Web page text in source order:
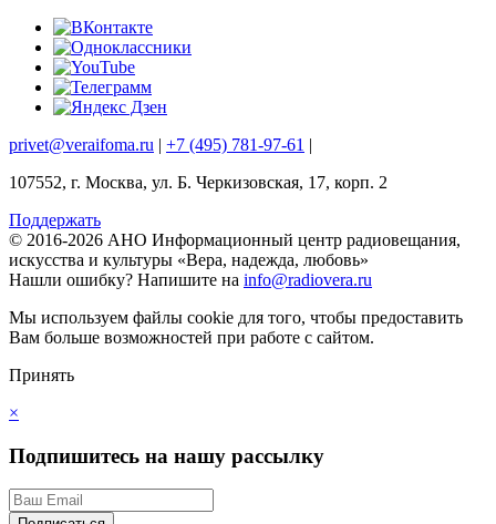
privet@veraifoma.ru | +7 (495) 781-97-61 |
107552, г. Москва, ул. Б. Черкизовская, 17, корп. 2
Поддержать
© 2016-2026 АНО Информационный центр радиовещания,
искусства и культуры «Вера, надежда, любовь»
Нашли ошибку? Напишите на info@radiovera.ru
Мы используем файлы cookie для того, чтобы предоставить
Вам больше возможностей при работе с сайтом.
Принять
×
Подпишитесь на нашу рассылку